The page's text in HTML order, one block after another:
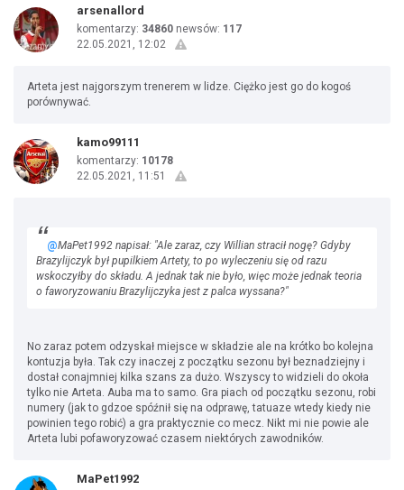
arsenallord
komentarzy: 34860 newsów: 117
22.05.2021, 12:02
Arteta jest najgorszym trenerem w lidze. Ciężko jest go do kogoś
porównywać.
kamo99111
komentarzy: 10178
22.05.2021, 11:51
@MaPet1992 napisał: "Ale zaraz, czy Willian stracił nogę? Gdyby
Brazylijczyk był pupilkiem Artety, to po wyleczeniu się od razu
wskoczyłby do składu. A jednak tak nie było, więc może jednak teoria
o faworyzowaniu Brazylijczyka jest z palca wyssana?"
No zaraz potem odzyskał miejsce w składzie ale na krótko bo kolejna
kontuzja była. Tak czy inaczej z początku sezonu był beznadziejny i
dostał conajmniej kilka szans za dużo. Wszyscy to widzieli do okoła
tylko nie Arteta. Auba ma to samo. Gra piach od początku sezonu, robi
numery (jak to gdzoe spóźnił się na odprawę, tatuaze wtedy kiedy nie
powinien tego robić) a gra praktycznie co mecz. Nikt mi nie powie ale
Arteta lubi pofaworyzować czasem niektórych zawodników.
MaPet1992